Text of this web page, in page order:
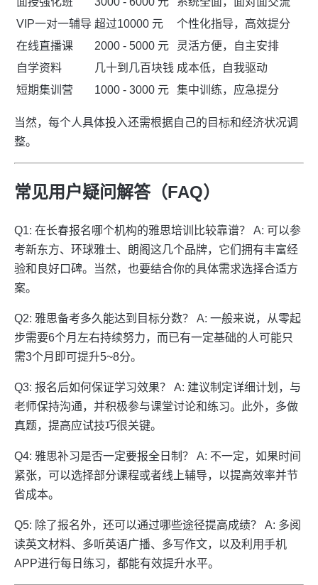
VIP一对一辅导 超过10000 元
个性化指导，高效提分
在线直播课
2000 - 5000 元
灵活方便，自主安排
自学资料
几十到几百块钱 成本低，自我驱动
短期集训营
1000 - 3000 元 集中训练，应急提分
当然，每个人具体投入还需根据自己的目标和经济状况调
整。
常见用户疑问解答（FAQ）
Q1: 在长春报名哪个机构的雅思培训比较靠谱？ A: 可以参
考新东方、环球雅士、朗阁这几个品牌，它们拥有丰富经
验和良好口碑。当然，也要结合你的具体需求选择合适方
案。
Q2: 雅思备考多久能达到目标分数？ A: 一般来说，从零起
步需要6个月左右持续努力，而已有一定基础的人可能只
需3个月即可提升5~8分。
Q3: 报名后如何保证学习效果？ A: 建议制定详细计划，与
老师保持沟通，并积极参与课堂讨论和练习。此外，多做
真题，提高应试技巧很关键。
Q4: 雅思补习是否一定要报全日制？ A: 不一定，如果时间
紧张，可以选择部分课程或者线上辅导，以提高效率并节
省成本。
Q5: 除了报名外，还可以通过哪些途径提高成绩？ A: 多阅
读英文材料、多听英语广播、多写作文，以及利用手机
APP进行每日练习，都能有效提升水平。